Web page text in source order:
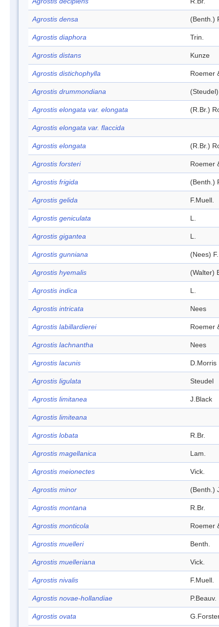
Agrostis densa (Benth.)
Agrostis diaphora Trin.
Agrostis distans Kunze
Agrostis distichophylla Roemer
Agrostis drummondiana
Agrostis elongata var. elongata (R.Br.)
Agrostis elongata var. flaccida
Agrostis elongata (R.Br.)
Agrostis forsteri Roemer
Agrostis frigida (Benth.)
Agrostis gelida F.Muell.
Agrostis geniculata L.
Agrostis gigantea L.
Agrostis gunniana (Nees)
Agrostis hyemalis (Walter)
Agrostis indica L.
Agrostis intricata Nees
Agrostis labillardierei Roemer
Agrostis lachnantha Nees
Agrostis lacunis D.Morris
Agrostis ligulata Steudel
Agrostis limitanea J.Black
Agrostis limiteana
Agrostis lobata R.Br.
Agrostis magellanica Lam.
Agrostis meionectes Vick.
Agrostis minor (Benth.)
Agrostis montana R.Br.
Agrostis monticola Roemer
Agrostis muelleri Benth.
Agrostis muelleriana Vick.
Agrostis nivalis F.Muell.
Agrostis novae-hollandiae P.Beauv.
Agrostis ovata